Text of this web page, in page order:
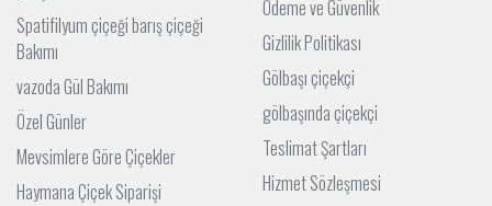
Spatifilyum çiçeği barış çiçeği
Bakımı
vazoda Gül Bakımı
Özel Günler
Mevsimlere Göre Çiçekler
Haymana Çiçek Siparişi
Ödeme ve Güvenlik
Gizlilik Politikası
Gölbaşı çiçekçi
gölbaşında çiçekçi
Teslimat Şartları
Hizmet Sözleşmesi